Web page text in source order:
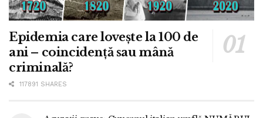
Epidemia care lovește la 100 de
ani – coincidență sau mână
criminală?
117891 SHARES